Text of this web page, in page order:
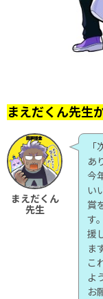
まえだくん先生
まえだくん
先生
あ
今
い
賞
す
援
ま
こ
よ
お